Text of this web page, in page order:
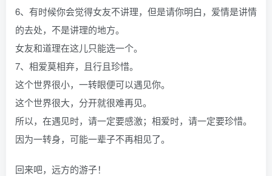
6、有时候你会觉得女友不讲理，但是请你明白，爱情是讲情
的去处，不是讲理的地方。
女友和道理在这儿只能选一个。
7、相爱莫相弃，且行且珍惜。
这个世界很小，一转眼便可以遇见你。
这个世界很大，分开就很难再见。
所以，在遇见时，请一定要感激；相爱时，请一定要珍惜。
因为一转身，可能一辈子不再相见了。
回来吧，远方的游子！